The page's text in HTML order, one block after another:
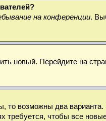
на конференции.
новый. Перейдите на
то возможны два
требуется, чтобы все